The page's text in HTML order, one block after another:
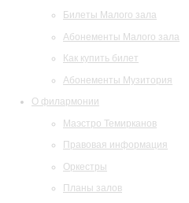
Билеты Малого зала
Абонементы Малого зала
Как купить билет
Абонементы Музитория
О филармонии
Маэстро Темирканов
Правовая информация
Оркестры
Планы залов